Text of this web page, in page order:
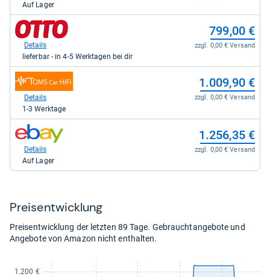
798,99
kaufen.
Auf Lager
zum
Shop:
Otto.de
799,00
kaufen.
799,00 €
zzgl. 0,00 € Versand
Details
lieferbar - in 4-5 Werktagen bei dir
zum
Shop:
Toms
HiFi
für
kaufen.
1.009,90 €
zzgl. 0,00 € Versand
Details
1-3 Werktage
zum
Shop:
eBay
1.256,35 €
zzgl. 0,00 € Versand
Details
Auf Lager
Preis­ent­wick­lung
Preisentwicklung der letzten 89 Tage. Gebrauchtangebote und
Angebote von Amazon nicht enthalten.